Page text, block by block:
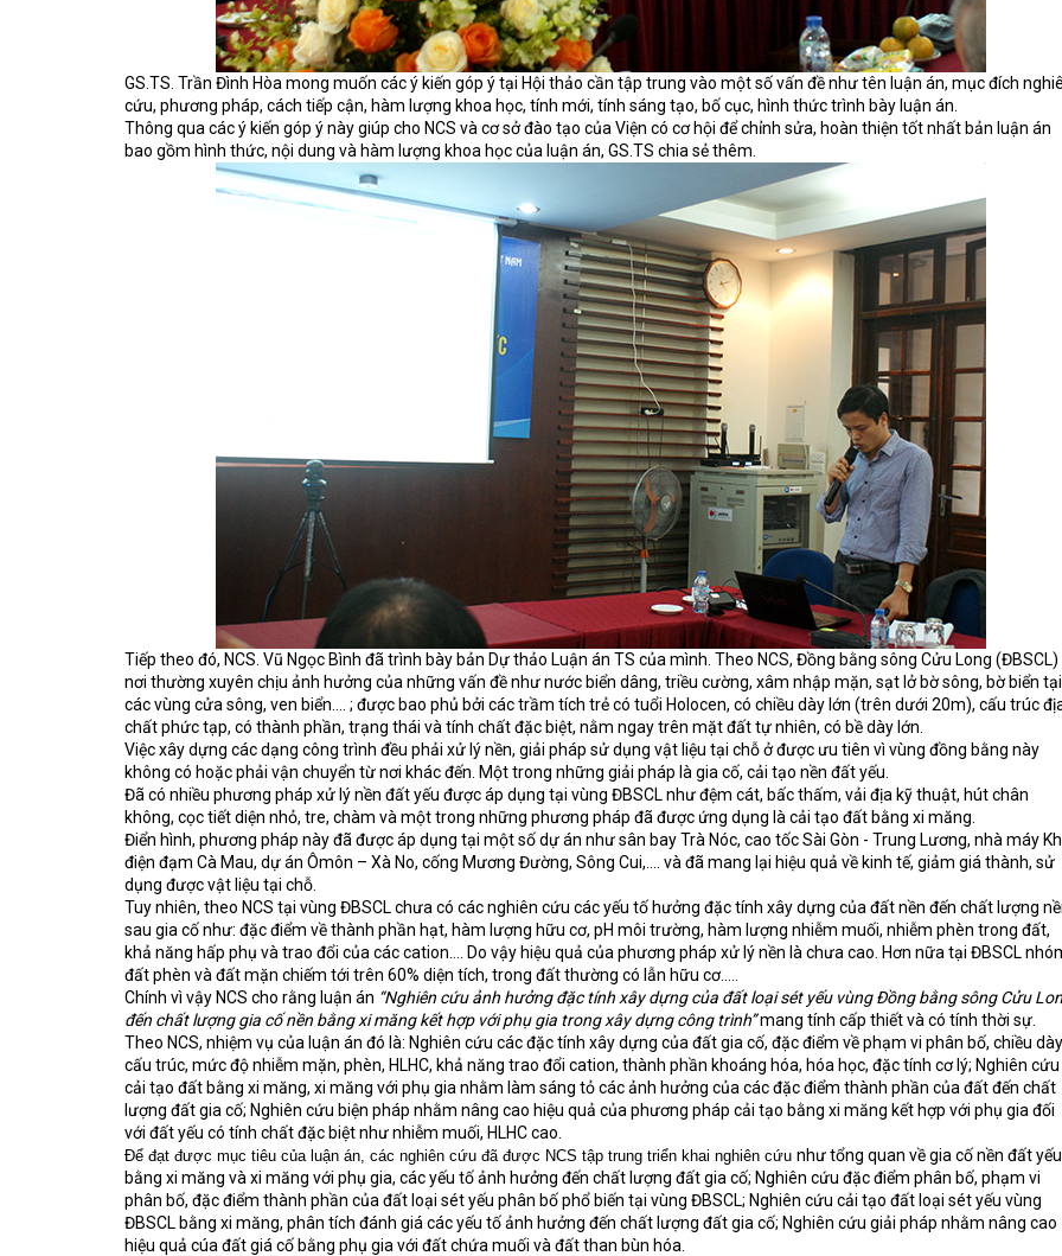
GS.TS. Trần Đình Hòa mong muốn các ý kiến góp ý tại Hội thảo cần tập trung vào một số vấn đề như tên luận án, mục đích
cứu, phương pháp, cách tiếp cận, hàm lượng khoa học, tính mới, tính sáng tạo, bố cục, hình thức trình bày luận án.
Thông qua các ý kiến góp ý này giúp cho NCS và cơ sở đào tạo của Viện có cơ hội để chỉnh sửa, hoàn thiện tốt nhất bản luận án
bao gồm hình thức, nội dung và hàm lượng khoa học của luận án, GS.TS chia sẻ thêm.
Tiếp theo đó, NCS. Vũ Ngọc Bình đã trình bày bản Dự thảo Luận án TS của mình. Theo NCS, Đồng bằng sông Cửu Long (ĐBSCL)
nơi thường xuyên chịu ảnh hưởng của những vấn đề như nước biển dâng, triều cường, xâm nhập mặn, sạt lở bờ sông, bờ biển tại
các vùng cửa sông, ven biển…. ; được bao phủ bởi các trầm tích trẻ có tuổi Holocen, có chiều dày lớn (trên dưới 20m), cấu trúc
chất phức tạp, có thành phần, trạng thái và tính chất đặc biệt, nằm ngay trên mặt đất tự nhiên, có bề dày lớn.
Việc xây dựng các dạng công trình đều phải xử lý nền, giải pháp sử dụng vật liệu tại chỗ ở được ưu tiên vì vùng đồng bằng này
không có hoặc phải vận chuyển từ nơi khác đến. Một trong những giải pháp là gia cố, cải tạo nền đất yếu.
Đã có nhiều phương pháp xử lý nền đất yếu được áp dụng tại vùng ĐBSCL như đệm cát, bấc thấm, vải địa kỹ thuật, hút chân
không, cọc tiết diện nhỏ, tre, chàm và một trong những phương pháp đã được ứng dụng là cải tạo đất bằng xi măng.
Điển hình, phương pháp này đã được áp dụng tại một số dự án như sân bay Trà Nóc, cao tốc Sài Gòn - Trung Lương, nhà máy
điện đạm Cà Mau, dự án Ômôn – Xà No, cống Mương Đường, Sông Cui,…. và đã mang lại hiệu quả về kinh tế, giảm giá thành, sử
dụng được vật liệu tại chỗ.
Tuy nhiên, theo NCS tại vùng ĐBSCL chưa có các nghiên cứu các yếu tố hưởng đặc tính xây dựng của đất nền đến chất lượng
sau gia cố như: đặc điểm về thành phần hạt, hàm lượng hữu cơ, pH môi trường, hàm lượng nhiễm muối, nhiễm phèn trong đất,
khả năng hấp phụ và trao đổi của các cation…. Do vậy hiệu quả của phương pháp xử lý nền là chưa cao. Hơn nữa tại ĐBSCL
đất phèn và đất mặn chiếm tới trên 60% diện tích, trong đất thường có lẫn hữu cơ…..
Chính vì vậy NCS cho rằng luận án “Nghiên cứu ảnh hưởng đặc tính xây dựng của đất loại sét yếu vùng Đồng bằng sông Cửu
đến chất lượng gia cố nền bằng xi măng kết hợp với phụ gia trong xây dựng công trình”mang tính cấp thiết và có tính thời sự.
Theo NCS, nhiệm vụ của luận án đó là: Nghiên cứu các đặc tính xây dựng của đất gia cố, đặc điểm về phạm vi phân bố, chiều
cấu trúc, mức độ nhiễm mặn, phèn, HLHC, khả năng trao đổi cation, thành phần khoáng hóa, hóa học, đặc tính cơ lý; Nghiên cứu
cải tạo đất bằng xi măng, xi măng với phụ gia nhằm làm sáng tỏ các ảnh hưởng của các đặc điểm thành phần của đất đến chất
lượng đất gia cố; Nghiên cứu biện pháp nhằm nâng cao hiệu quả của phương pháp cải tạo bằng xi măng kết hợp với phụ gia đối
với đất yếu có tính chất đặc biệt như nhiễm muối, HLHC cao.
Để đạt được mục tiêu của luận án, các nghiên cứu đã được NCS tập trung triển khai nghiên cứu nhưtổng quan về gia cố nền đất yếu
bằng xi măng và xi măng với phụ gia, các yếu tố ảnh hưởng đến chất lượng đất gia cố; Nghiên cứu đặc điểm phân bố, phạm vi
phân bố, đặc điểm thành phần của đất loại sét yếu phân bố phổ biến tại vùng ĐBSCL; Nghiên cứu cải tạo đất loại sét yếu vùng
ĐBSCL bằng xi măng, phân tích đánh giá các yếu tố ảnh hưởng đến chất lượng đất gia cố; Nghiên cứu giải pháp nhằm nâng cao
hiệu quả cúa đất giá cố bằng phụ gia với đất chứa muối và đất than bùn hóa.